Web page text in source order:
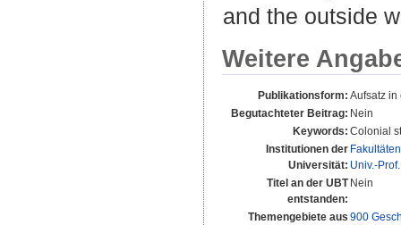
and the outside
Weitere
Publikationsform: Aufsatz in
Begutachteter Beitrag: Nein
Keywords: Colonial
Institutionen der
Universität:
Fakultäten
Univ.-
Titel an der UBT
entstanden:
Nein
Themengebiete aus 900